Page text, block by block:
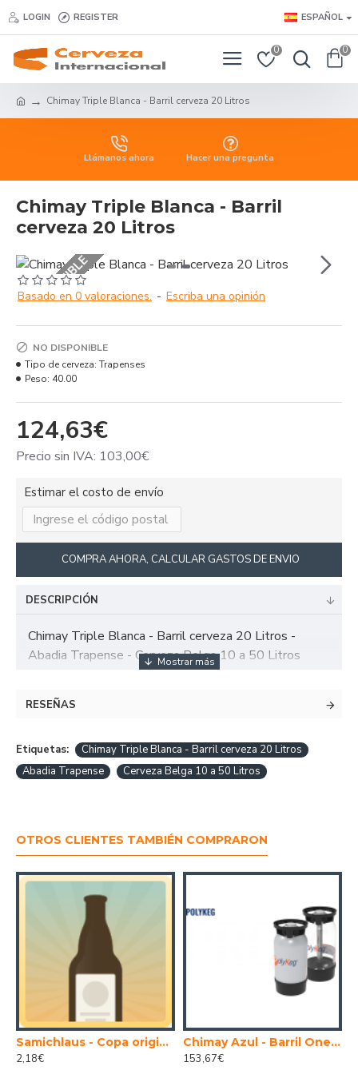
LOGIN REGISTER ESPAÑOL
0 0
Chimay Triple Blanca - Barril cerveza 20 Litros
Llámanos ahora Hacer una pregunta
Chimay Triple Blanca - Barril
cerveza 20 Litros
NO DISPONIBLE
Basado en 0 valoraciones. - Escriba una opinión
124,63€
Precio sin IVA: 103,00€
NO DISPONIBLE
Tipo de cerveza: Trapenses
Peso: 40.00
Estimar el costo de envío
COMPRA AHORA, CALCULAR GASTOS DE ENVIO
DESCRIPCIÓN
Chimay Triple Blanca - Barril cerveza 20 Litros -
Abadia Trapense - Cerveza Belga 10 a 50 Litros
RESEÑAS
Etiquetas:
Chimay Triple Blanca - Barril cerveza 20 Litros
Abadia Trapense
Cerveza Belga 10 a 50 Litros
OTROS CLIENTES TAMBIÉN COMPRARON
Samichlaus - Copa original cerveza Samichlaus 20cl
2,18€
Chimay Azul - Barril One Way cerveza Belga Abadia Trapense 20 Litros
153,67€